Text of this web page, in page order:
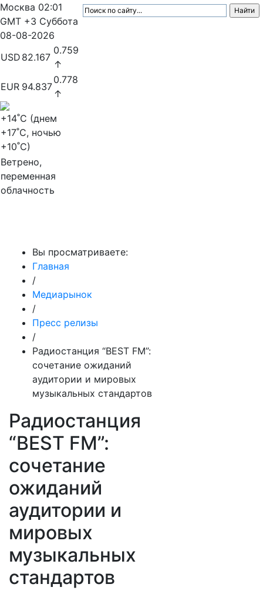
Москва 02:01
GMT +3 Суббота
08-08-2026
USD 82.167
0.759
↑
EUR 94.837
0.778
↑
+14˚C (днем
+17˚C, ночью
+10˚C)
Ветрено,
переменная
облачность
Вы просматриваете:
Главная
/
Медиарынок
/
Пресс релизы
/
Радиостанция “BEST FM”:
сочетание ожиданий
аудитории и мировых
музыкальных стандартов
Радиостанция
“BEST FM”:
сочетание
ожиданий
аудитории и
мировых
музыкальных
стандартов